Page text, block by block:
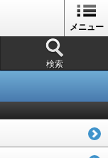
メニュー
検索